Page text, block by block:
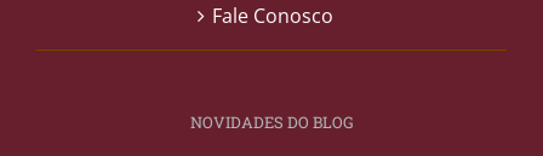
Fale Conosco
NOVIDADES DO BLOG